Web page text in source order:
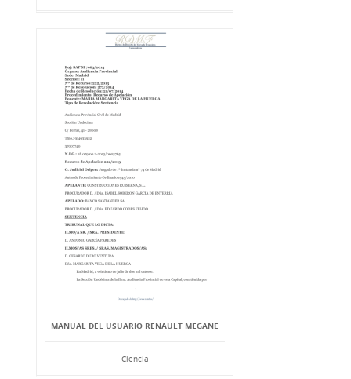
MANUAL DEL USUARIO RENAULT MEGANE
Ciencia